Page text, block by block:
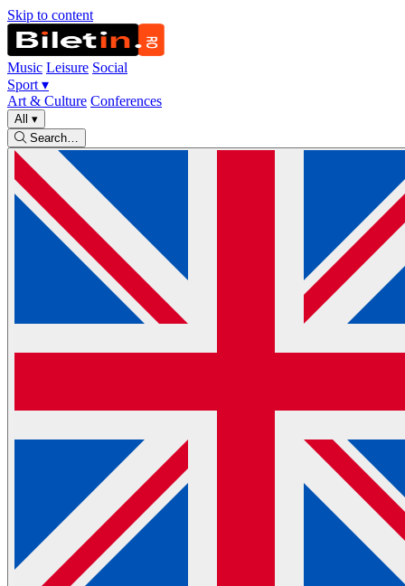
Skip to content
Music Leisure Social
Sport ▾
Art & Culture Conferences
All ▾
Search…